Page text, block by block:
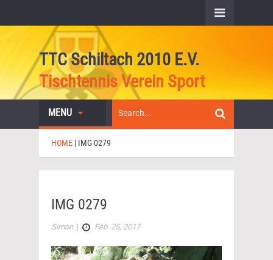
TTC Schiltach 2010 E.V.
Tischtennis Verein Sport
MENU
HOME | IMG 0279
IMG 0279
Simon| Feb. 25, 2017